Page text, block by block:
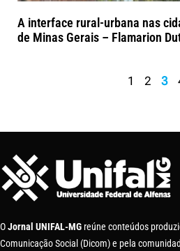
A interface rural-urbana nas
de Minas Gerais – Flamarion
1 2 3
OJornal UNIFAL-MG reúne conteúdos
Comunicação Social (Dicom) e pela